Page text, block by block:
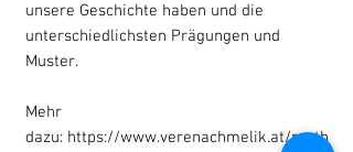
unsere Geschichte haben und die
unterschiedlichsten Prägungen und
Muster.
Mehr
dazu: https://www.verenachmelik.at/meth